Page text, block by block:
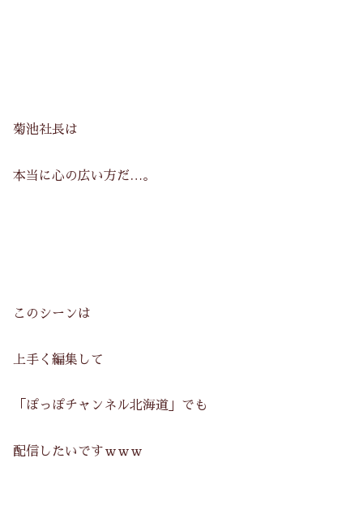
菊池社長は
本当に心の広い方だ…。
このシーンは
上手く編集して
「ぽっぽチャンネル北海道」でも
配信したいですｗｗｗ